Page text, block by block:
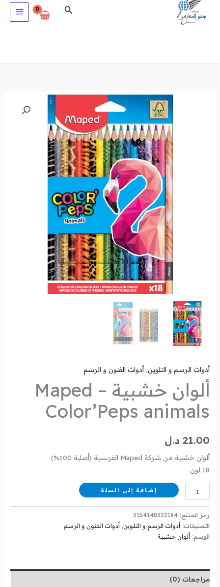
البحث
أدوات الرسم و التلوين,أدوات الفنون و الرسم
ألوان خشبية – Maped
Color’Peps animals
21.00 د.ل
ألوان خشبية من شركة Maped الفرنسية (أصلية 100%)
18 لون
إضافة إلى السلة
رمز المنتج:3154148322184
التصنيفات: أدوات الرسم و التلوين, أدوات الفنون و الرسم
الوسم: ألوان خشبية
مراجعات (0)